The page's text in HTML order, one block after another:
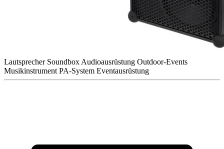
Lautsprecher Soundbox Audioausrüstung Outdoor-Events
Musikinstrument PA-System Eventausrüstung